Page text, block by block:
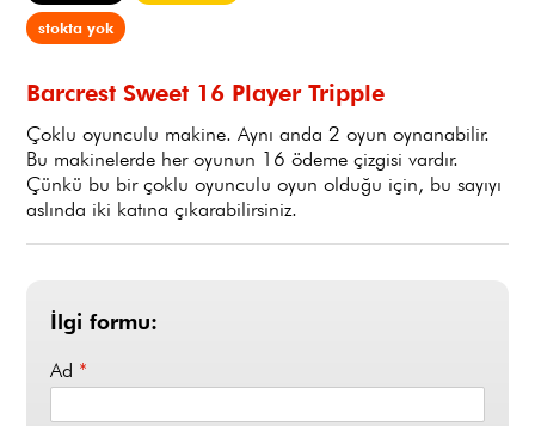
Barcrest Sweet 16 Player Tripple
Çoklu oyunculu makine. Aynı anda 2 oyun oynanabilir.
Bu makinelerde her oyunun 16 ödeme çizgisi vardır.
Çünkü bu bir çoklu oyunculu oyun olduğu için, bu sayıyı
aslında iki katına çıkarabilirsiniz.
İlgi formu:
Ad *
stokta yok